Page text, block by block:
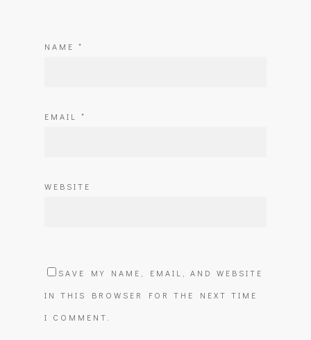
NAME *
EMAIL *
WEBSITE
SAVE MY NAME, EMAIL, AND WEBSITE
IN THIS BROWSER FOR THE NEXT TIME
I COMMENT.